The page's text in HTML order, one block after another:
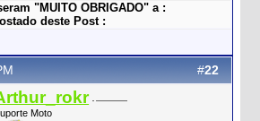
"MUITO OBRIGADO" a :
deste Post :
#22
Moto